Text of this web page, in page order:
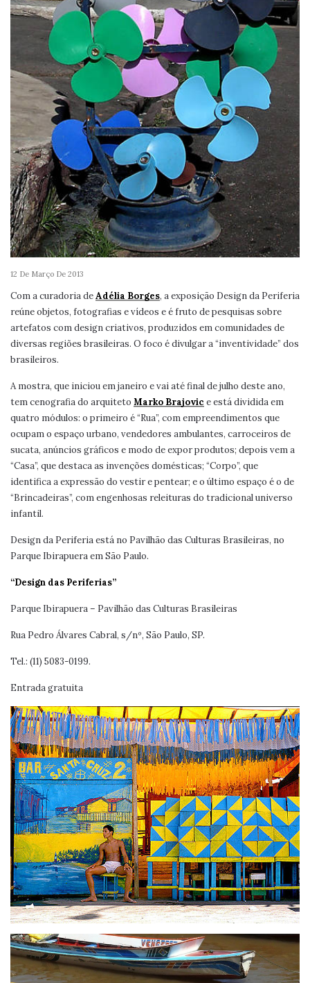
12 De Março De 2013
Com a curadoria deAdélia Borges, a exposição Design da Periferia
reúne objetos, fotografias e vídeos e é fruto de pesquisas sobre
artefatos com design criativos, produzidos em comunidades de
diversas regiões brasileiras. O foco é divulgar a “inventividade” dos
brasileiros.
A mostra, que iniciou em janeiro e vai até final de julho deste ano,
tem cenografia do arquiteto Marko Brajovic e está dividida em
quatro módulos: o primeiro é “Rua”, com empreendimentos que
ocupam o espaço urbano, vendedores ambulantes, carroceiros de
sucata, anúncios gráficos e modo de expor produtos; depois vem a
“Casa”, que destaca as invenções domésticas; “Corpo”, que
identifica a expressão do vestir e pentear; e o último espaço é o de
“Brincadeiras”, com engenhosas releituras do tradicional universo
infantil.
Design da Periferia está no Pavilhão das Culturas Brasileiras, no
Parque Ibirapuera em São Paulo.
“Design das Periferias”
Parque Ibirapuera – Pavilhão das Culturas Brasileiras
Rua Pedro Álvares Cabral, s/nº, São Paulo, SP.
Tel.: (11) 5083-0199.
Entrada gratuita